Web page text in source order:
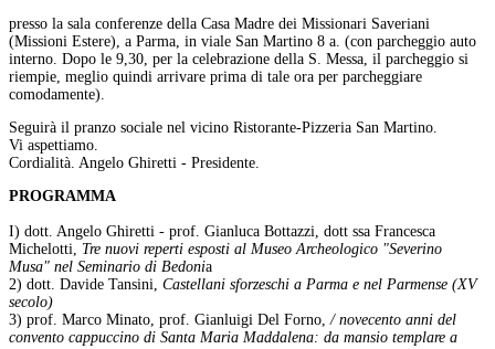
presso la sala conferenze della Casa Madre dei Missionari Saveriani
(Missioni Estere), a Parma, in viale San Martino 8 a. (con parcheggio auto
interno. Dopo le 9,30, per la celebrazione della S. Messa, il parcheggio si
riempie, meglio quindi arrivare prima di tale ora per parcheggiare
comodamente).
Seguirà il pranzo sociale nel vicino Ristorante-Pizzeria San Martino.
Vi aspettiamo.
Cordialità. Angelo Ghiretti - Presidente.
PROGRAMMA
I) dott. Angelo Ghiretti - prof. Gianluca Bottazzi, dott ssa Francesca
Michelotti, Tre nuovi reperti esposti al Museo Archeologico "Severino
Musa" nel Seminario di Bedonia
2) dott. Davide Tansini, Castellani sforzeschi a Parma e nel Parmense (XV
secolo)
3) prof. Marco Minato, prof. Gianluigi Del Forno,/ novecento anni del
convento cappuccino di Santa Maria Maddalena: da mansio templare a